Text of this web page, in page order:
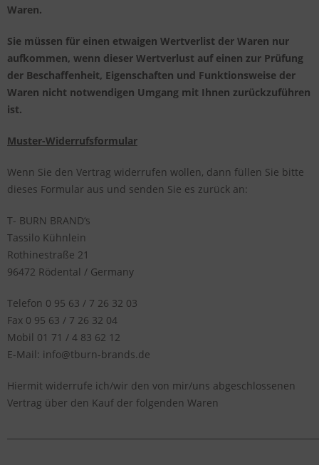
Waren.
Sie müssen für einen etwaigen Wertverlist der Waren nur
aufkommen, wenn dieser Wertverlust auf einen zur Prüfung
der Beschaffenheit, Eigenschaften und Funktionsweise der
Waren nicht notwendigen Umgang mit Ihnen zurückzuführen
ist.
Muster-Widerrufsformular
Wenn Sie den Vertrag widerrufen wollen, dann füllen Sie bitte
dieses Formular aus und senden Sie es zurück an:
T- BURN BRAND‘s
Tassilo Kühnlein
Rothinestraße 21
96472 Rödental / Germany
Telefon 0 95 63 / 7 26 32 03
Fax 0 95 63 / 7 26 32 04
Mobil 01 71 / 4 83 62 12
E-Mail: info@tburn-brands.de
Hiermit widerrufe ich/wir den von mir/uns abgeschlossenen
Vertrag über den Kauf der folgenden Waren